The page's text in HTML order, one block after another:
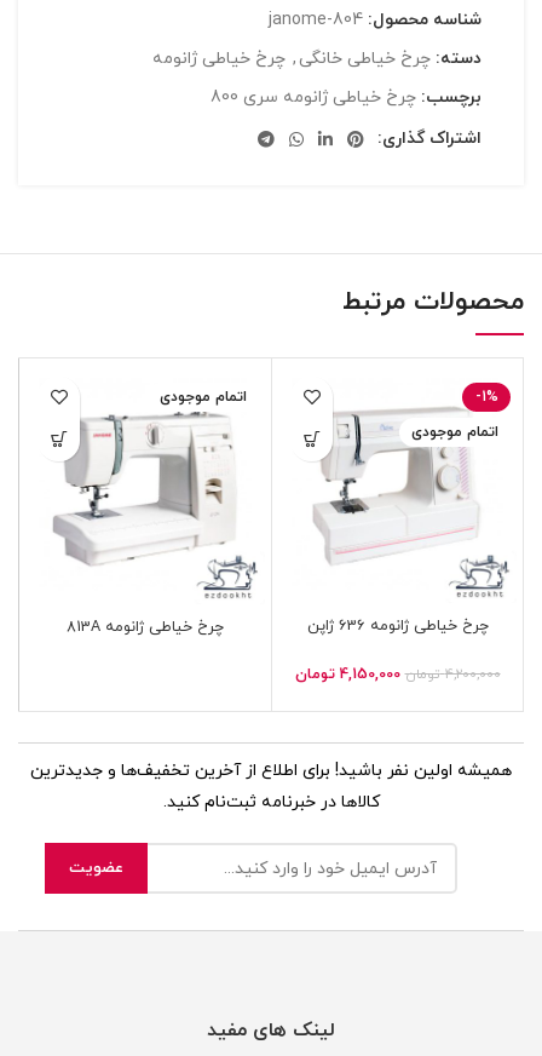
شناسه محصول: janome-804
دسته: چرخ خیاطی خانگی , چرخ خیاطی ژانومه
برچسب: چرخ خیاطی ژانومه سری 800
اشتراک گذاری:
محصولات مرتبط
-1%
اتمام موجودی
چرخ خیاطی ژانومه 636 ژاپن
4,200,000 تومان 4,150,000 تومان
اتمام موجودی
چرخ خیاطی ژانومه 813A
همیشه اولین نفر باشید! برای اطلاع از آخرین تخفیف‌ها و جدیدترین
کالاها در خبرنامه ثبت‌نام کنید.
لینک های مفید